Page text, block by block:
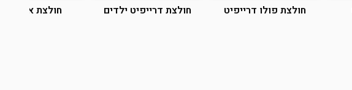
חולצת פולו דרייפיט חולצת דרייפיט ילדים חולצת